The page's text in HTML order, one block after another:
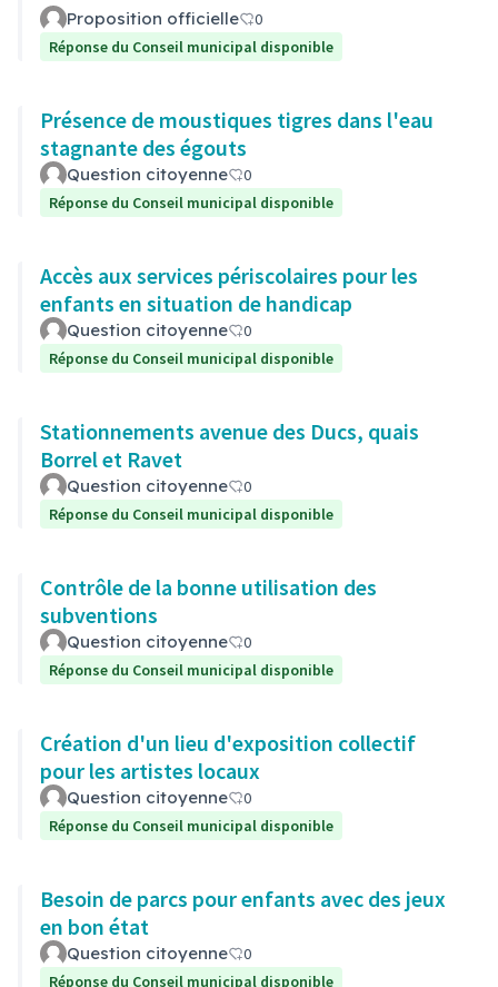
Proposition officielle
0
Réponse du Conseil municipal disponible
Présence de moustiques tigres dans l'eau
stagnante des égouts
Question citoyenne
0
Réponse du Conseil municipal disponible
Accès aux services périscolaires pour les
enfants en situation de handicap
Question citoyenne
0
Réponse du Conseil municipal disponible
Stationnements avenue des Ducs, quais
Borrel et Ravet
Question citoyenne
0
Réponse du Conseil municipal disponible
Contrôle de la bonne utilisation des
subventions
Question citoyenne
0
Réponse du Conseil municipal disponible
Création d'un lieu d'exposition collectif
pour les artistes locaux
Question citoyenne
0
Réponse du Conseil municipal disponible
Besoin de parcs pour enfants avec des jeux
en bon état
Question citoyenne
0
Réponse du Conseil municipal disponible